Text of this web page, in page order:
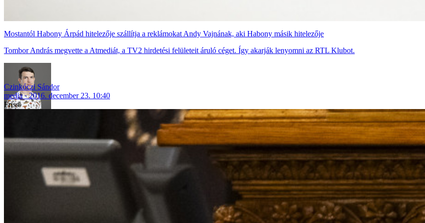
Mostantól Habony Árpád hitelezője szállítja a reklámokat Andy Vajnának, aki Habony másik hitelezője
Tombor András megvette a Atmediát, a TV2 hirdetési felületeit áruló céget. Így akarják lenyomni az RTL Klubot.
Czinkóczi Sándor
media
2016. december 23. 10:40
Friss